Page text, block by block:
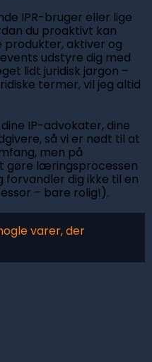
IPR-bruger eller lige
du proaktivt kan
produkter, aktiver og
udstyre dig med
lidt juridisk jargon –
termer, vil jeg altid
IP-advokater, dine
så vi er nødt til at
men på
gøre læringsprocessen
forvandler dig ikke til en
– bare rolig!).
varer, der